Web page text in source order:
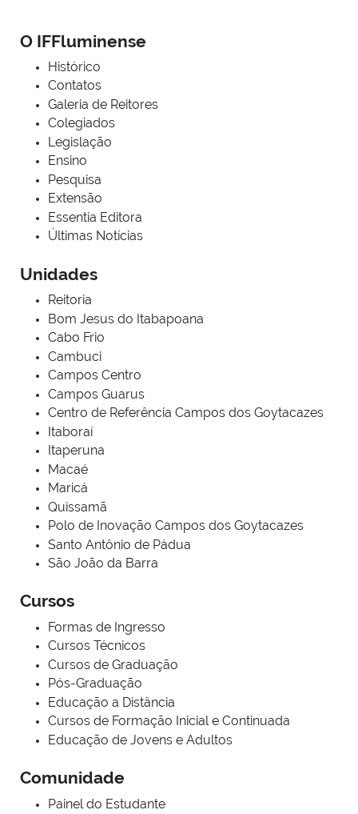
O IFFluminense
Histórico
Contatos
Galeria de Reitores
Colegiados
Legislação
Ensino
Pesquisa
Extensão
Essentia Editora
Últimas Notícias
Unidades
Reitoria
Bom Jesus do Itabapoana
Cabo Frio
Cambuci
Campos Centro
Campos Guarus
Centro de Referência Campos dos Goytacazes
Itaboraí
Itaperuna
Macaé
Maricá
Quissamã
Polo de Inovação Campos dos Goytacazes
Santo Antônio de Pádua
São João da Barra
Cursos
Formas de Ingresso
Cursos Técnicos
Cursos de Graduação
Pós-Graduação
Educação a Distância
Cursos de Formação Inicial e Continuada
Educação de Jovens e Adultos
Comunidade
Painel do Estudante